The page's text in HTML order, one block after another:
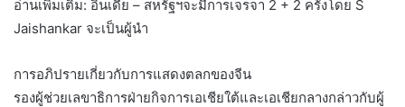
อ่านเพิ่มเติม: อินเดีย – สหรัฐฯจะมีการเจรจา 2 + 2 ครั้งโดย S
Jaishankar จะเป็นผู้นำ
การอภิปรายเกี่ยวกับการแสดงตลกของจีน
รองผู้ช่วยเลขาธิการฝ่ายกิจการเอเชียใต้และเอเชียกลางกล่าวกับผู้